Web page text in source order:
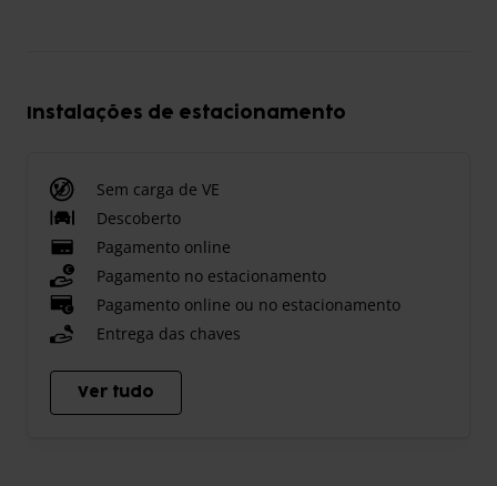
Instalações de estacionamento
Sem carga de VE
Descoberto
Pagamento online
Pagamento no estacionamento
Pagamento online ou no estacionamento
Entrega das chaves
Ver tudo